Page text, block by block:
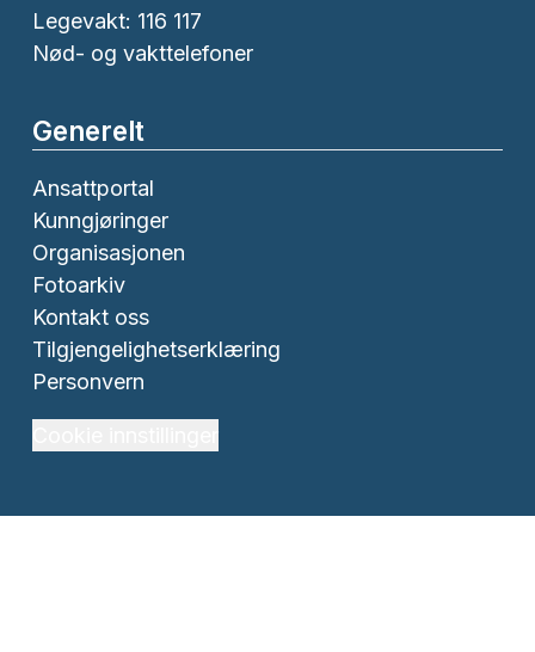
Legevakt: 116 117
Nød- og vakttelefoner
Generelt
Ansattportal
Kunngjøringer
Organisasjonen
Fotoarkiv
Kontakt oss
Tilgjengelighetserklæring
Personvern